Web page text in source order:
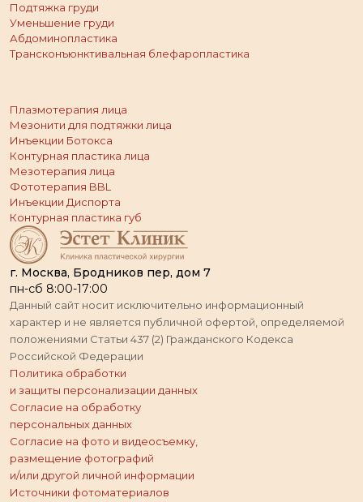
г. Москва, Бродников пер, дом 7
пн-сб 8:00-17:00
Данный сайт носит исключительно информационный
характер и не является публичной офертой, определяемой
положениями Статьи 437 (2) Гражданского Кодекса
Российской Федерации
Политика обработки
и защиты персонализации данных
Согласие на обработку
персональных данных
Согласие на фото и видеосъемку,
размещение фотографий
и/или другой личной информации
Источники фотоматериалов
Подтяжка груди
Уменьшение груди
Абдоминопластика
Трансконъюнктивальная блефаропластика
Плазмотерапия лица
Мезонити для подтяжки лица
Инъекции Ботокса
Контурная пластика лица
Мезотерапия лица
Фототерапия BBL
Инъекции Диспорта
Контурная пластика губ